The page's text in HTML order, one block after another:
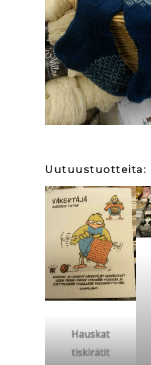
Uutuustuotteita:
Hauskat
tiskirätit